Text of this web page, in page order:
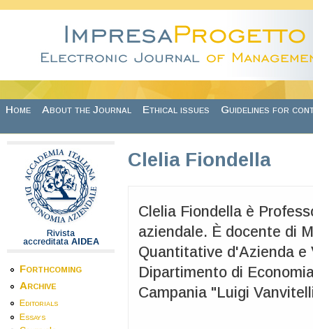
Home About the Journal Ethical issues Guidelines for
Rivista
accreditata AIDEA
Forthcoming
Archive
Editorials
Essays
Clelia Fiondella
Clelia Fiondella è
aziendale. È docente di
Quantitative d'Azienda e
Dipartimento di
Campania "Luigi